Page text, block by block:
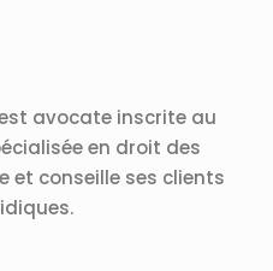
avocate inscrite au
en droit des
et conseille ses clients